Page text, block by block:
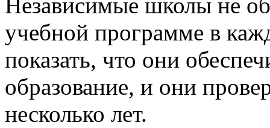
Независимые школы не
учебной программе в
показать, что они
образование, и они
несколько лет.